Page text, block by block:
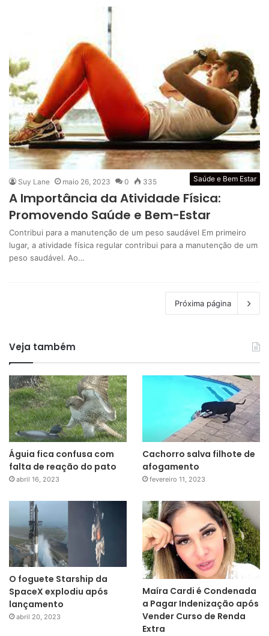
Saúde e Bem Estar
Suy Lane maio 26, 2023 0 335
A Importância da Atividade Física:
Promovendo Saúde e Bem-Estar
Contribui para a manutenção de um peso saudável Em primeiro
lugar, a atividade física regular contribui para a manutenção de um
peso saudável. Ao…
Próxima página
Veja também
Águia fica confusa com
falta de reação do pato
abril 16, 2023
Cachorro salva filhote de
afogamento
fevereiro 11, 2023
O foguete Starship da
SpaceX explodiu após
lançamento
abril 20, 2023
Maíra Cardi é Condenada
a Pagar Indenização após
Vender Curso de Renda
Extra